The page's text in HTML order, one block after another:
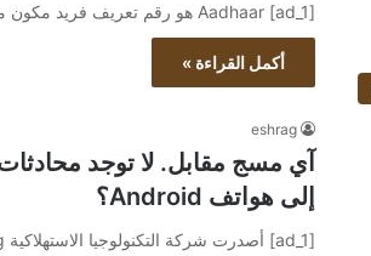
[ad_1] Aadhaar هو رقم تعريف فريد مكون من 12 رقمًا يتم إصداره من قبل حكومة الهند من خلال UIDAI (هيئة…
أكمل القراءة »
eshrag
آي مسج مقابل. لا توجد
إلى هواتف Android؟